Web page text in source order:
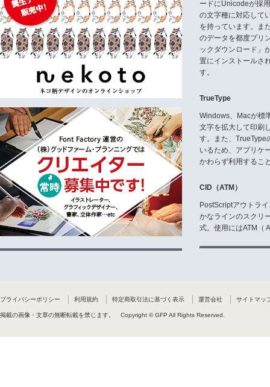
ードにUnicodeが採
の文字種に対応して
を持っています。ま
のデータを都度プリ
ックダウンロード」
置にインストールさ
す。
TrueType
Windows、Macが標
文字を拡大して印刷
す。また、TrueType
いるため、アプリケ
かわらず利用するこ
CID（ATM）
PostScriptアウトラ
かなラインのスクリ
式。使用にはATM（
プライバシーポリシー 利用規約 特定商取引法に基づく表示 運営会社 サイトマッ
掲載の画像・文章の無断転載を禁じます。 Copyright © GFP All Rights Reserved.